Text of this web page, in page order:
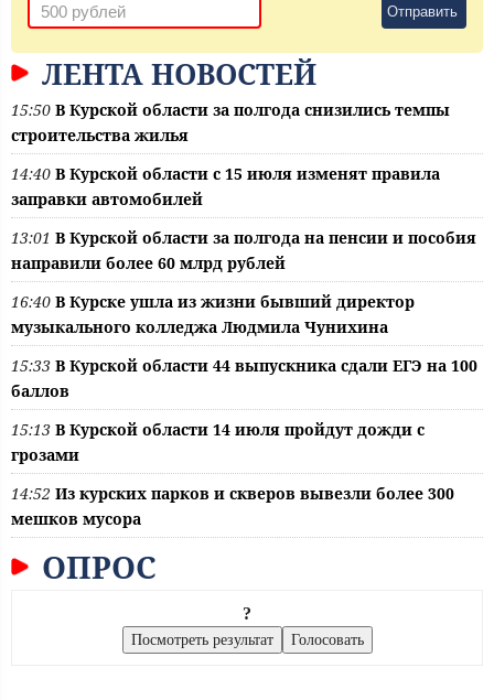
Отправить
ЛЕНТА НОВОСТЕЙ
15:50 В Курской области за полгода снизились темпы
строительства жилья
14:40 В Курской области с 15 июля изменят правила
заправки автомобилей
13:01 В Курской области за полгода на пенсии и пособия
направили более 60 млрд рублей
16:40 В Курске ушла из жизни бывший директор
музыкального колледжа Людмила Чунихина
15:33 В Курской области 44 выпускника сдали ЕГЭ на 100
баллов
15:13 В Курской области 14 июля пройдут дожди с
грозами
14:52 Из курских парков и скверов вывезли более 300
мешков мусора
ОПРОС
?